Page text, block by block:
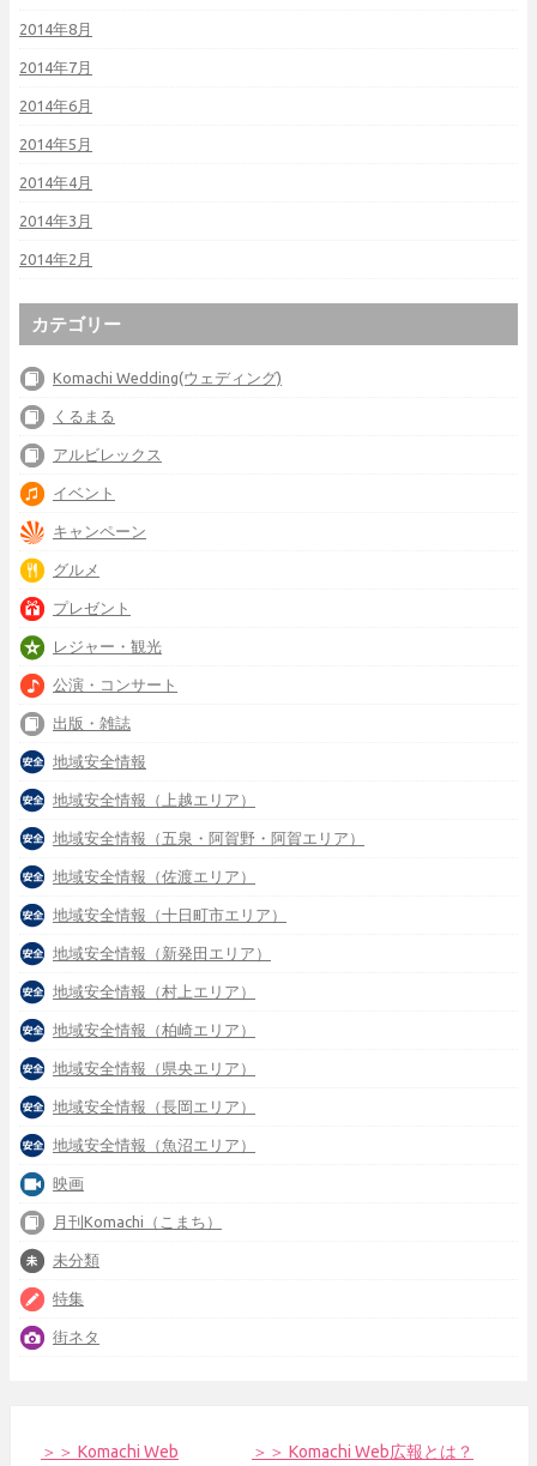
2014年8月
2014年7月
2014年6月
2014年5月
2014年4月
2014年3月
2014年2月
カテゴリー
Komachi Wedding(ウェディング)
くるまる
アルビレックス
イベント
キャンペーン
グルメ
プレゼント
レジャー・観光
公演・コンサート
出版・雑誌
地域安全情報
地域安全情報（上越エリア）
地域安全情報（五泉・阿賀野・阿賀エリア）
地域安全情報（佐渡エリア）
地域安全情報（十日町市エリア）
地域安全情報（新発田エリア）
地域安全情報（村上エリア）
地域安全情報（柏崎エリア）
地域安全情報（県央エリア）
地域安全情報（長岡エリア）
地域安全情報（魚沼エリア）
映画
月刊Komachi（こまち）
未分類
特集
街ネタ
＞＞ Komachi Web ＞＞ Komachi Web広報とは？